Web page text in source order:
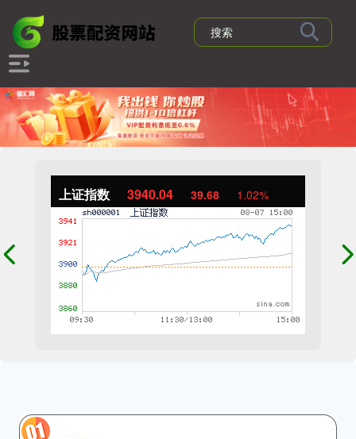
上证指数 3940.04 39.68 1.02%